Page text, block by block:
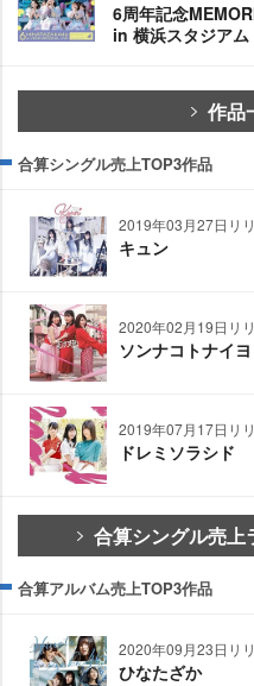
6周年記念
in 横浜スタジア
作品
合算シングル売上TOP3作品
2019年03月27日リ
キュン
2020年02月19日リ
ソンナコトナイヨ
2019年07月17日リ
ドレミソラシド
合算シングル売上
合算アルバム売上TOP3作品
2020年09月23日リ
ひなたざか